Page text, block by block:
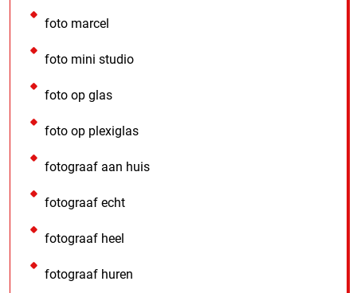
foto marcel
foto mini studio
foto op glas
foto op plexiglas
fotograaf aan huis
fotograaf echt
fotograaf heel
fotograaf huren